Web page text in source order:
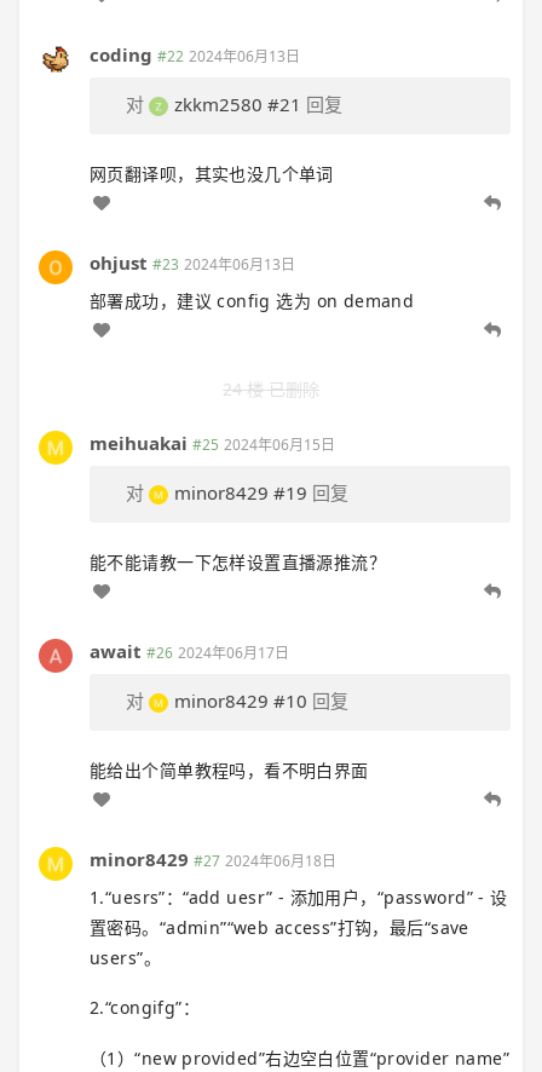
coding #22 2024年06月13日
对 zkkm2580 #21 回复
网页翻译呗，其实也没几个单词
ohjust #23 2024年06月13日
部署成功，建议 config 选为 on demand
24 楼 已删除
meihuakai #25 2024年06月15日
对 minor8429 #19 回复
能不能请教一下怎样设置直播源推流？
await #26 2024年06月17日
对 minor8429 #10 回复
能给出个简单教程吗，看不明白界面
minor8429 #27 2024年06月18日
1.“uesrs”：“add uesr” - 添加用户，“password” - 设
置密码。“admin”“web access”打钩，最后“save
users”。
2.“congifg”：
（1）“new provided”右边空白位置“provider name”